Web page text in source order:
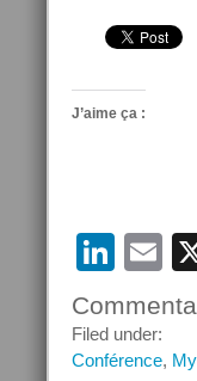
J’aime ça :
Filed under:
Conférence,